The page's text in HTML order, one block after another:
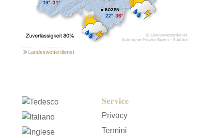
© Landeswetterdienst
Service
Privacy
Termini